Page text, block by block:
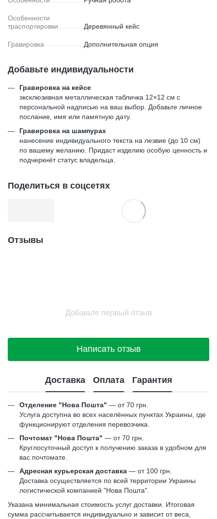
Особенности
траспортировки
Деревянный кейс
Гравировка Дополнительная опция
Добавьте индивидуальности
Гравировка на кейсе
эксклюзивная металлическая табличка 12×12 см с
персональной надписью на ваш выбор. Добавьте личное
послание, имя или памятную дату.
Гравировка на шампурах
нанесение индивидуального текста на лезвие (до 10 см)
по вашему желанию. Придаст изделию особую ценность и
подчеркнёт статус владельца.
Поделиться в соцсетях
Отзывы
Добавьте первый отзыв
Написать отзыв
Доставка Оплата Гарантия
Отделение "Нова Пошта" — от 70 грн.
Услуга доступна во всех населённых пунктах Украины, где
функционируют отделения перевозчика.
Почтомат "Нова Пошта" — от 70 грн.
Круглосуточный доступ к получению заказа в удобном для
вас почтомате.
Адресная курьерская доставка — от 100 грн.
Доставка осуществляется по всей территории Украины
логистической компанией "Нова Пошта".
Указана минимальная стоимость услуг доставки. Итоговая
сумма рассчитывается индивидуально и зависит от веса,